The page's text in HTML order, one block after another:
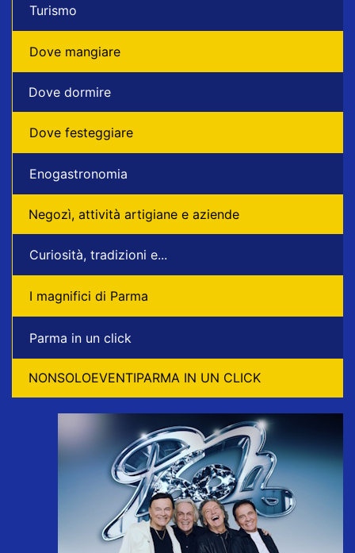
Turismo
Dove mangiare
Dove dormire
Dove festeggiare
Enogastronomia
Negozì, attività artigiane e aziende
Curiosità, tradizioni e...
I magnifici di Parma
Parma in un click
NONSOLOEVENTIPARMA IN UN CLICK